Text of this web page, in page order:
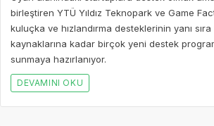
birleştiren YTÜ Yıldız Teknopark ve Game
kuluçka ve hızlandırma desteklerinin yanı sıra
kaynaklarına kadar birçok yeni destek
sunmaya hazırlanıyor.
DEVAMINI OKU